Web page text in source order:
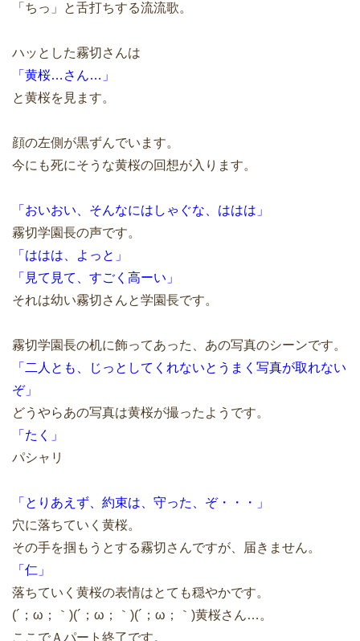
「ちっ」と舌打ちする流流歌。
ハッとした霧切さんは
「黄桜…さん…」
と黄桜を見ます。
顔の左側が黒ずんでいます。
今にも死にそうな黄桜の回想が入ります。
「おいおい、そんなにはしゃぐな、ははは」
霧切学園長の声です。
「ははは、よっと」
「見て見て、すごく高ーい」
それは幼い霧切さんと学園長です。
霧切学園長の机に飾ってあった、あの写真のシーンです。
「二人とも、じっとしてくれないとうまく写真が取れない
ぞ」
どうやらあの写真は黄桜が撮ったようです。
「たく」
パシャリ
「とりあえず、約束は、守った、ぞ・・・」
穴に落ちていく黄桜。
その手を掴もうとする霧切さんですが、届きません。
「仁」
落ちていく黄桜の表情はとても穏やかです。
(´；ω；｀)(´；ω；｀)(´；ω；｀)黄桜さん…。
ここでＡパート終了です。